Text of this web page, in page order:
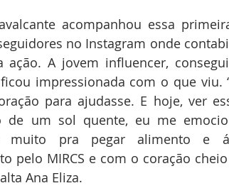
acompanhou essa
no Instagram onde
A jovem influencer,
impressionada com o que viu.
para ajudasse. E hoje, ver
de um sol quente, eu me
muito pra pegar alimento e
pelo MIRCS e com o coração
Ana Eliza.